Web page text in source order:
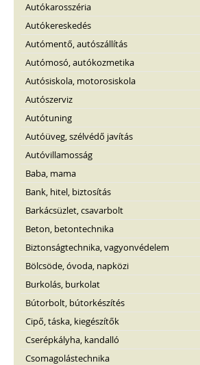
Autókarosszéria
Autókereskedés
Autómentő, autószállítás
Autómosó, autókozmetika
Autósiskola, motorosiskola
Autószerviz
Autótuning
Autóüveg, szélvédő javítás
Autóvillamosság
Baba, mama
Bank, hitel, biztosítás
Barkácsüzlet, csavarbolt
Beton, betontechnika
Biztonságtechnika, vagyonvédelem
Bölcsöde, óvoda, napközi
Burkolás, burkolat
Bútorbolt, bútorkészítés
Cipő, táska, kiegészítők
Cserépkályha, kandalló
Csomagolástechnika